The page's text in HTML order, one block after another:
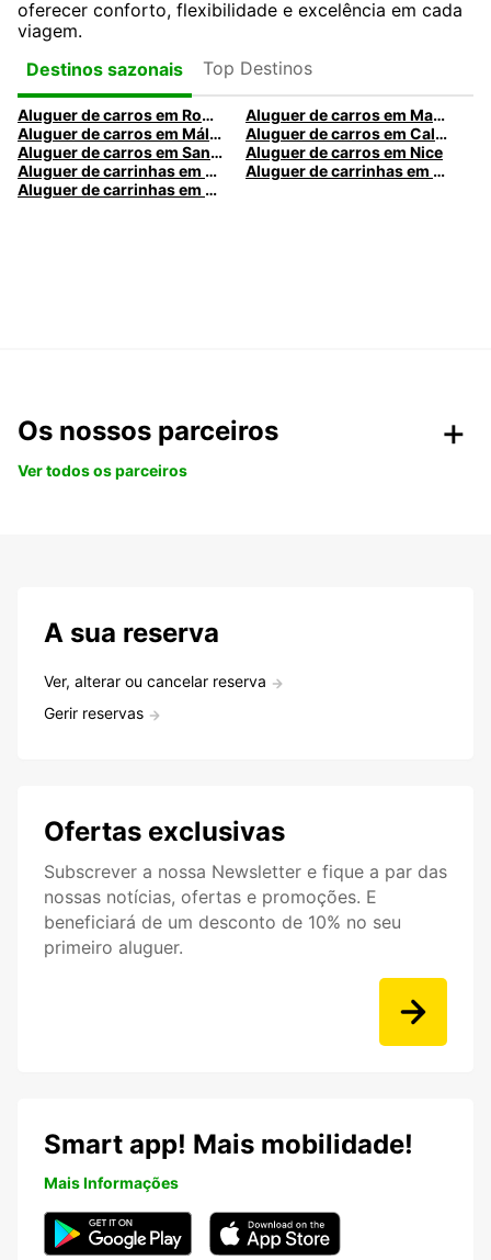
oferecer conforto, flexibilidade e excelência em cada
viagem.
Destinos sazonais
Top Destinos
Aluguer de carros em Roma
Aluguer de carros em Madrid
Aluguer de carros em Málaga
Aluguer de carros em Caldas da Rainha
Aluguer de carros em Santa Maria da Feira
Aluguer de carros em Nice
Aluguer de carrinhas em Nice
Aluguer de carrinhas em Santa Maria da Feira
Aluguer de carrinhas em Caldas da Rainha
Os nossos parceiros
Ver todos os parceiros
A sua reserva
Ver, alterar ou cancelar reserva
Gerir reservas
Ofertas exclusivas
Subscrever a nossa Newsletter e fique a par das
nossas notícias, ofertas e promoções. E
beneficiará de um desconto de 10% no seu
primeiro aluguer.
Smart app! Mais mobilidade!
Mais Informações